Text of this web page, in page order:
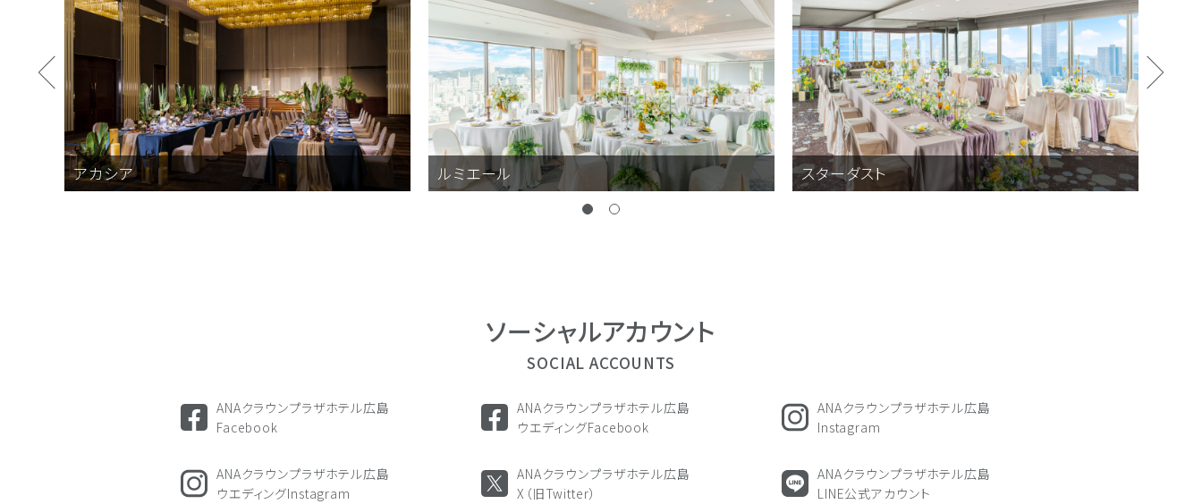
アカシア ルミエール スターダスト
ソーシャルアカウント
SOCIAL ACCOUNTS
ANAクラウンプラザホテル広島
Facebook
ANAクラウンプラザホテル広島
ウエディングFacebook
ANAクラウンプラザホテル広島
Instagram
ANAクラウンプラザホテル広島
ウエディングInstagram
ANAクラウンプラザホテル広島
X（旧Twitter）
ANAクラウンプラザホテル広島
LINE公式アカウント